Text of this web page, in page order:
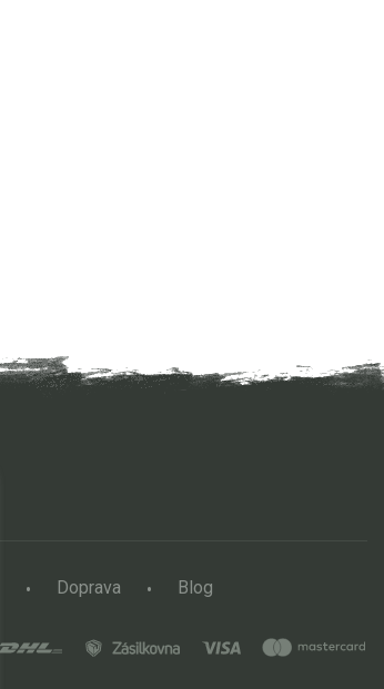
Doprava Blog